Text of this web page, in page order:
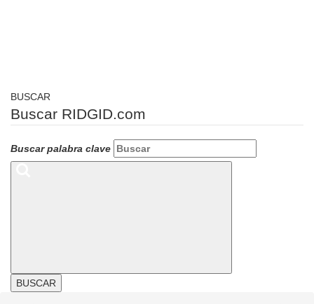
BUSCAR
Buscar RIDGID.com
Buscar palabra clave
BUSCAR